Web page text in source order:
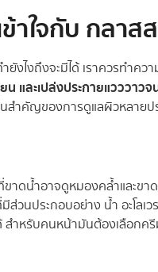
าใจกับ กลา
งไงถึงจะมีได้ เราควรทำคว
และเปล่งประกายแวววาว
สำคัญของการดูแลผิวหลายป
าดน้ำอาจดูหมองคล้ำและข
ส่วนประกอบอย่าง น้ำ อะโล
ำหรับคนหน้ามันต้องเลือกค